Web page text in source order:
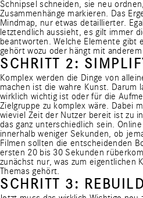
Schnipsel schneiden, sie neu
Zusammenhänge markieren. Das
Mindmap, nur etwas detaillierter.
letztendlich aussieht, es gilt immer
beantworten. Welche Elemente gibt
gehört wozu oder hängt mit anderem
SCHRITT 2:
Komplex werden die Dinge von
machen ist die wahre Kunst. Darum
wirklich wichtig ist oder für die
Zielgruppe zu komplex wäre. Dabei
wieviel Zeit der Nutzer bereit ist zu
das ganz unterschiedlich sein.
innerhalb weniger Sekunden, ob
Filmen sollten die entscheidenden
ersten 20 bis 30 Sekunden
zunächst nur, was zum eigentlichen
Themas gehört.
SCHRITT 3: